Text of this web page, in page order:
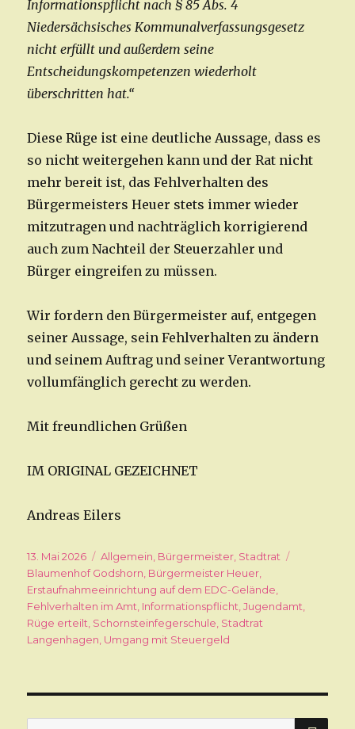
Informationspflicht nach § 85 Abs. 4
Niedersächsisches Kommunalverfassungsgesetz
nicht erfüllt und außerdem seine
Entscheidungskompetenzen wiederholt
überschritten hat.“
Diese Rüge ist eine deutliche Aussage, dass es
so nicht weitergehen kann und der Rat nicht
mehr bereit ist, das Fehlverhalten des
Bürgermeisters Heuer stets immer wieder
mitzutragen und nachträglich korrigierend
auch zum Nachteil der Steuerzahler und
Bürger eingreifen zu müssen.
Wir fordern den Bürgermeister auf, entgegen
seiner Aussage, sein Fehlverhalten zu ändern
und seinem Auftrag und seiner Verantwortung
vollumfänglich gerecht zu werden.
Mit freundlichen Grüßen
IM ORIGINAL GEZEICHNET
Andreas Eilers
Veröffentlicht
am
13. Mai 2026 Kategorien
Allgemein Bürgermeister Stadtrat
Blaumenhof Godshorn Bürgermeister Heuer
Erstaufnahmeeinrichtung auf dem EDC-Gelände
Fehlverhalten im Amt Informationspflicht ,Jugendamt
Rüge erteilt Schornsteinfegerschule Stadtrat
Langenhagen Umgang mit Steuergeld